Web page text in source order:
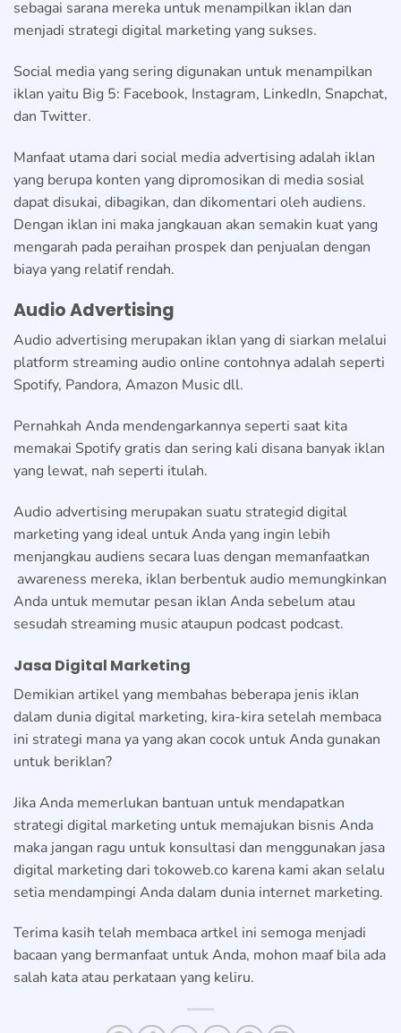
sebagai sarana mereka untuk menampilkan iklan dan
menjadi strategi digital marketing yang sukses.
Social media yang sering digunakan untuk menampilkan
iklan yaitu Big 5: Facebook, Instagram, LinkedIn, Snapchat,
dan Twitter.
Manfaat utama dari social media advertising adalah iklan
yang berupa konten yang dipromosikan di media sosial
dapat disukai, dibagikan, dan dikomentari oleh audiens.
Dengan iklan ini maka jangkauan akan semakin kuat yang
mengarah pada peraihan prospek dan penjualan dengan
biaya yang relatif rendah.
Audio Advertising
Audio advertising merupakan iklan yang di siarkan melalui
platform streaming audio online contohnya adalah seperti
Spotify, Pandora, Amazon Music dll.
Pernahkah Anda mendengarkannya seperti saat kita
memakai Spotify gratis dan sering kali disana banyak iklan
yang lewat, nah seperti itulah.
Audio advertising merupakan suatu strategid digital
marketing yang ideal untuk Anda yang ingin lebih
menjangkau audiens secara luas dengan memanfaatkan
awareness mereka, iklan berbentuk audio memungkinkan
Anda untuk memutar pesan iklan Anda sebelum atau
sesudah streaming music ataupun podcast podcast.
Jasa Digital Marketing
Demikian artikel yang membahas beberapa jenis iklan
dalam dunia digital marketing, kira-kira setelah membaca
ini strategi mana ya yang akan cocok untuk Anda gunakan
untuk beriklan?
Jika Anda memerlukan bantuan untuk mendapatkan
strategi digital marketing untuk memajukan bisnis Anda
maka jangan ragu untuk konsultasi dan menggunakan jasa
digital marketing dari tokoweb.co karena kami akan selalu
setia mendampingi Anda dalam dunia internet marketing.
Terima kasih telah membaca artkel ini semoga menjadi
bacaan yang bermanfaat untuk Anda, mohon maaf bila ada
salah kata atau perkataan yang keliru.